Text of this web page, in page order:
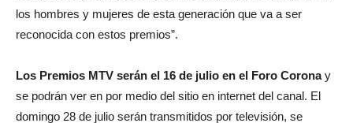
los hombres y mujeres de esta generación que va a ser
reconocida con estos premios”.
Los Premios MTV serán el 16 de julio en el Foro Coronay
se podrán ver en por medio del sitio en internet del canal. El
domingo 28 de julio serán transmitidos por televisión, se